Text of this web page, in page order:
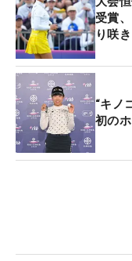
46,50,54°：タイ
Gold X100）
60°:タイトリスト
Gold X100）
PT：オデッセイ Ai-
BALL：タイトリ
受賞
り咲き
“キノ
初の